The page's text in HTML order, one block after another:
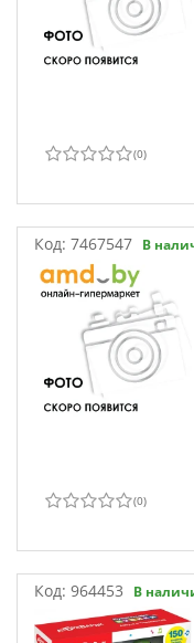
(0)
Код: 7467547 В
(0)
Код: 964453 В